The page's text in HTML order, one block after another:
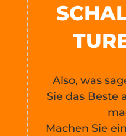
Also, was
Sie das Beste
Machen Sie